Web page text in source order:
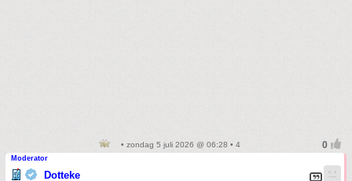
• zondag 5 juli 2026 @ 06:28 • 4
Moderator
Dotteke